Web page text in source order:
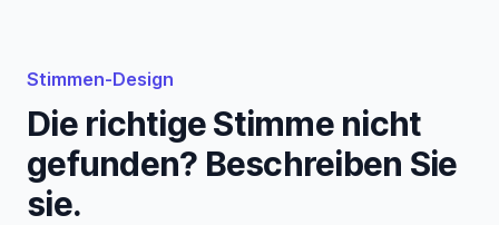
Stimmen-Design
Die richtige Stimme nicht
gefunden? Beschreiben Sie
sie.